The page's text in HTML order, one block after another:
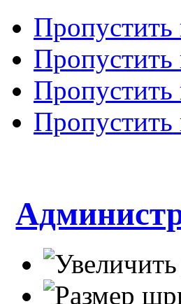
Пропустить
Пропустить
Пропустить
Пропустить